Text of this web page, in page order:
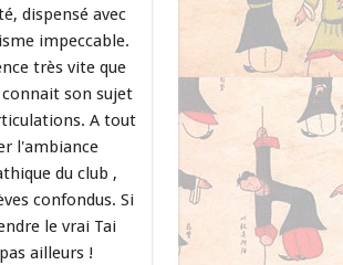
dispensé avec
impeccable.
très vite que
son sujet
A tout
l'ambiance
du club ,
confondus. Si
le vrai Tai
ailleurs !